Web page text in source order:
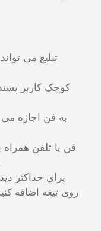
فن با تلفن
برای حداکثر
روی تیغه اضافه